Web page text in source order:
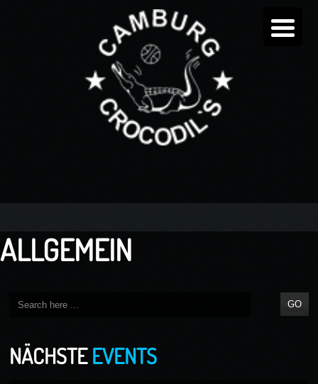
ALLGEMEIN
NÄCHSTEEVENTS